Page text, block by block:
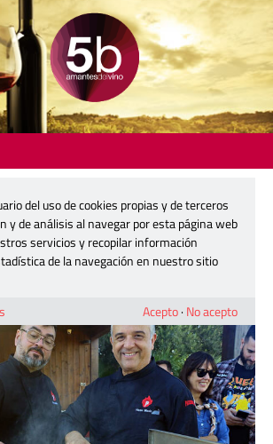
Los reyes de las brasas
del uso de cookies propias y de terceros
y de análisis al navegar por esta página web
servicios y recopilar información
de la navegación en nuestro sitio
Acepto· No acepto